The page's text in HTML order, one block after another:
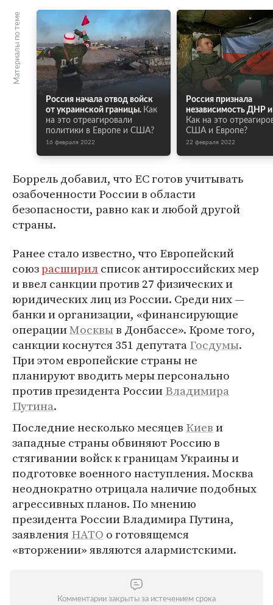
Материалы по теме
Россия начала отвод войск
от украинской границы. Как
на это отреагировали
политики в Европе и США?
16 февраля 2022
Россия признала
независимость ДНР
Как на это
США и Европе?
22 февраля 2022
Боррель добавил, что ЕС готов учитывать
озабоченности России в области
безопасности, равно как и любой другой
страны.
Ранее стало известно, что Европейский
союзрасширилсписок антироссийских мер
и ввел санкции против 27 физических и
юридических лиц из России. Среди них —
банки и организации, «финансирующие
операцииМосквыв Донбассе». Кроме того,
санкции коснутся 351 депутатаГосдумы.
При этом европейские страны не
планируют вводить меры персонально
против президента РоссииВладимира
Путина.
Последние несколько месяцев Киеви
западные страны обвиняют Россию в
стягивании войск к границам Украины и
подготовке военного наступления. Москва
неоднократно отрицала наличие подобных
агрессивных планов. По мнению
президента России Владимира Путина,
заявленияНАТО о готовящемся
«вторжении» являются алармистскими.
Комментарии закрыты за истечением срока